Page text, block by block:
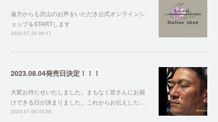
遠方からも沢山のお声をいただき公式オンラインシ
ョップをSTARTします
2023.07.20 06:17
2023.08.04発売日決定！！！
大変お待たせいたしました。まもなく皆さんにお届
けできる日が決まりました。これからお伝えした…
2023.07.06 03:00